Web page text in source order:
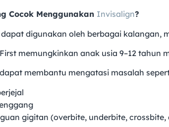
Cocok Menggunakan Invisalign?
digunakan oleh berbagai kalangan,
memungkinkan anak usia 9–12 tahun
membantu mengatasi masalah
gigitan (overbite, underbite, crossbite,